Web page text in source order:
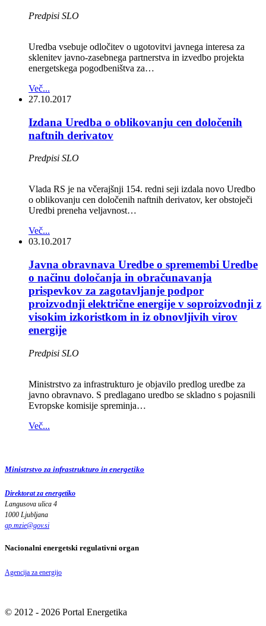
Predpisi SLO
Uredba vsebuje odločitev o ugotovitvi javnega interesa za
sklenitev javno-zasebnega partnerstva in izvedbo projekta
energetskega pogodbeništva za…
Več...
27.10.2017
Izdana Uredba o oblikovanju cen določenih
naftnih derivatov
Predpisi SLO
Vlada RS je na včerajšnji 154. redni seji izdala novo Uredbo
o oblikovanju cen določenih naftnih derivatov, ker obstoječi
Uredbi preneha veljavnost…
Več...
03.10.2017
Javna obravnava Uredbe o spremembi Uredbe
o načinu določanja in obračunavanja
prispevkov za zagotavljanje podpor
proizvodnji električne energije v soproizvodnji z
visokim izkoristkom in iz obnovljivih virov
energije
Predpisi SLO
Ministrstvo za infrastrukturo je objavilo predlog uredbe za
javno obravnavo. S predlagano uredbo se skladno s pojasnili
Evropske komisije spreminja…
Več...
Ministrstvo za infrastrukturo in energetiko
Direktorat za energetiko
Langusova ulica 4
1000 Ljubljana
gp.mzie@gov.si
Nacionalni energetski regulativni organ
Agencija za energijo
© 2012 - 2026 Portal Energetika